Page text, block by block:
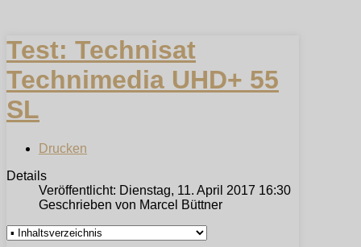
Test: Technisat
Technimedia UHD+ 55
SL
Drucken
Details
Veröffentlicht: Dienstag, 11. April 2017 16:30
Geschrieben von Marcel Büttner